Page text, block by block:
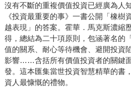
群組，彼此分享讀後心得或是在操
些都記錄下來，會讓自己進步更快
編有機會再跟大家多多分享小編的
沒有不斷的重複價值投資已經廣為人
《投資最重要的事》一書公開「橡樹
越表現」的答案。霍華．馬克斯濃縮
得，總結為二十項原則，包涵著名的
值的關系、耐心等待機會、避開投資
影響……含括所有價值投資者的關鍵
發。這本匯集當世投資智慧精華的書
資人最慷慨的禮物。